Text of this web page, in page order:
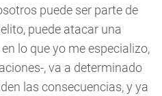
puede ser parte de
puede atacar una
lo que yo me especializo,
, va a determinado
las consecuencias, y ya